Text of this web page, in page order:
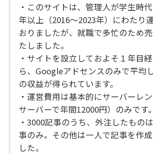
・このサイトは、管理人が学生時
年以上（2016～2023年）にわたり
おりましたが、就職で多忙のため
たしました。
・サイトを設立しておよそ１年目
ら、Googleアドセンスのみで平均
の収益が得られています。
・運営費用は基本的にサーバーレ
サーバーで年間12000円）のみです。
・3000記事のうち、外注したもの
事のみ。その他は一人で記事を作
した。